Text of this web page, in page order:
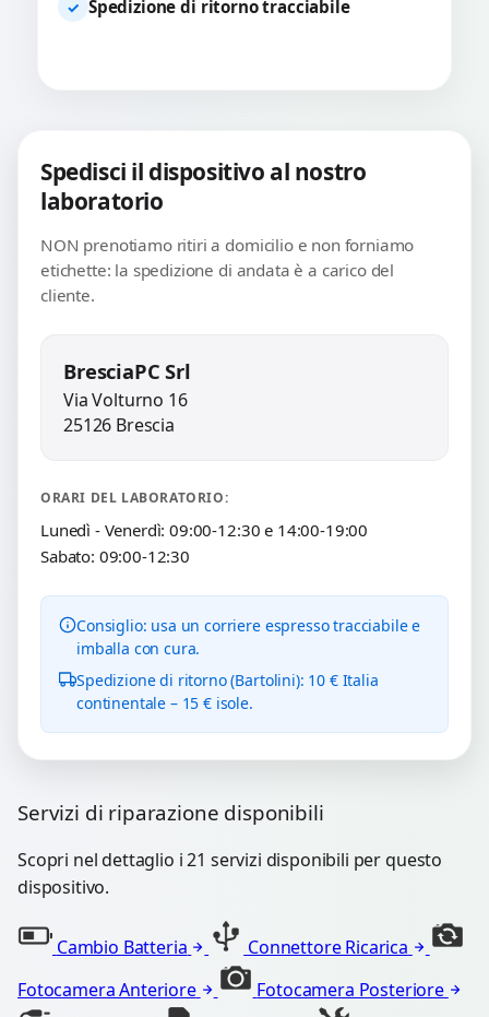
✓ Spedizione di ritorno tracciabile
Spedisci il dispositivo al nostro
laboratorio
NON prenotiamo ritiri a domicilio e non forniamo
etichette: la spedizione di andata è a carico del
cliente.
BresciaPC Srl
Via Volturno 16
25126 Brescia
ORARI DEL LABORATORIO:
Lunedì - Venerdì: 09:00-12:30 e 14:00-19:00
Sabato: 09:00-12:30
Consiglio: usa un corriere espresso tracciabile e
imballa con cura.
Spedizione di ritorno (Bartolini): 10 € Italia
continentale – 15 € isole.
Servizi di riparazione disponibili
Scopri nel dettaglio i 21 servizi disponibili per questo
dispositivo.
Cambio Batteria
Connettore Ricarica
Fotocamera Anteriore
Fotocamera Posteriore